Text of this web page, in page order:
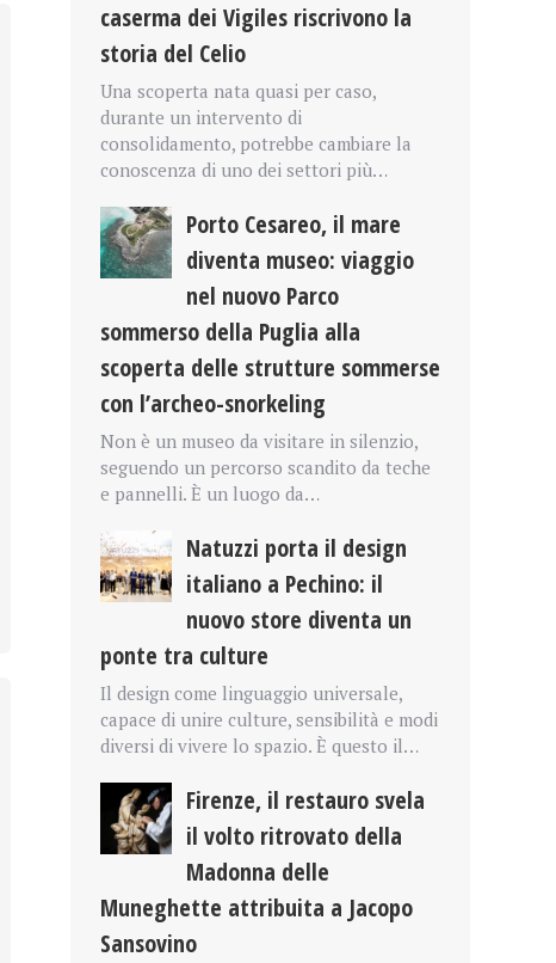
caserma dei Vigiles riscrivono la
storia del Celio
Una scoperta nata quasi per caso,
durante un intervento di
consolidamento, potrebbe cambiare la
conoscenza di uno dei settori più…
Porto Cesareo, il mare
diventa museo: viaggio
nel nuovo Parco
sommerso della Puglia alla
scoperta delle strutture sommerse
con l’archeo-snorkeling
Non è un museo da visitare in silenzio,
seguendo un percorso scandito da teche
e pannelli. È un luogo da…
Natuzzi porta il design
italiano a Pechino: il
nuovo store diventa un
ponte tra culture
Il design come linguaggio universale,
capace di unire culture, sensibilità e modi
diversi di vivere lo spazio. È questo il…
Firenze, il restauro svela
il volto ritrovato della
Madonna delle
Muneghette attribuita a Jacopo
Sansovino